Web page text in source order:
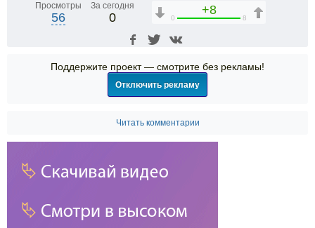
Просмотры
56
За сегодня
0
+8
0 8
Поддержите проект — смотрите без рекламы!
Отключить рекламу
Читать комментарии